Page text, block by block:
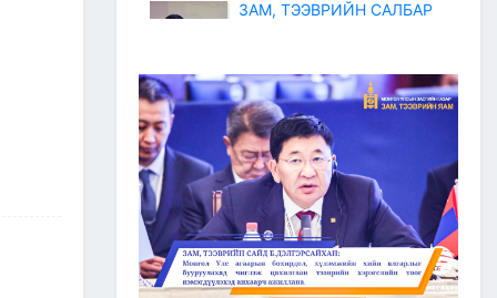
ЗАМ, ТЭЭВРИЙН САЛБАР
ТОМ ТӨСЛҮҮДИЙГ
ХУГАЦААНД НЬ АШИГЛАЛТАД
ОРУУЛАХЫГ ҮҮРЭГ БОЛГОЛОО
2026/07/08 2
ЗАМ, ТЭЭВРИЙН ЯАМНЫ
АЖИЛТАН, АЛБА
ХААГЧДЫГ ТӨРИЙН ОДОН
МЕДАЛИАР ШАГНАЛАА
2026/07/08